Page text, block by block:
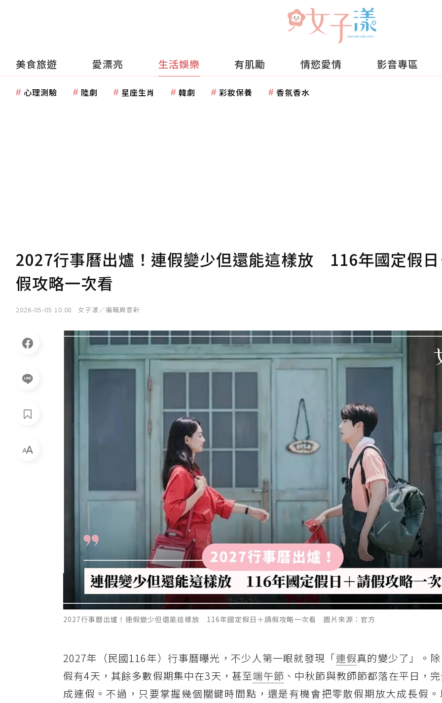
美食旅遊 愛漂亮 生活娛樂 有肌勵 情慾愛情 影音專區
心理測驗 陸劇 星座生肖 韓劇 彩妝保養 香氛香水
2027行事曆出爐！連假變少但還能這樣放 116年國定假
假攻略一次看
2026-05-05 10:08 女子漾／編輯周意軒
2027行事曆出爐！連假變少但還能這樣放 116年國定假日＋請假攻略一次看 圖片來源：官方
2027年（民國116年）行事曆曝光，不少人第一眼就發現「連假真的變少了」。
假有4天，其餘多數假期集中在3天，甚至端午節 、中秋節與教師節都落在平日，
成連假。不過，只要掌握幾個關鍵時間點，還是有機會把零散假期放大成長假